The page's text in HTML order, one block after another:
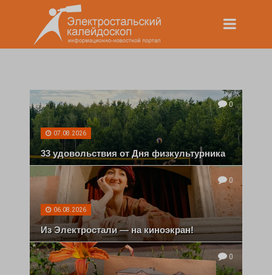
0
07.08.2026
33 удовольствия от Дня физкультурника
0
06.08.2026
Из Электростали — на киноэкран!
0